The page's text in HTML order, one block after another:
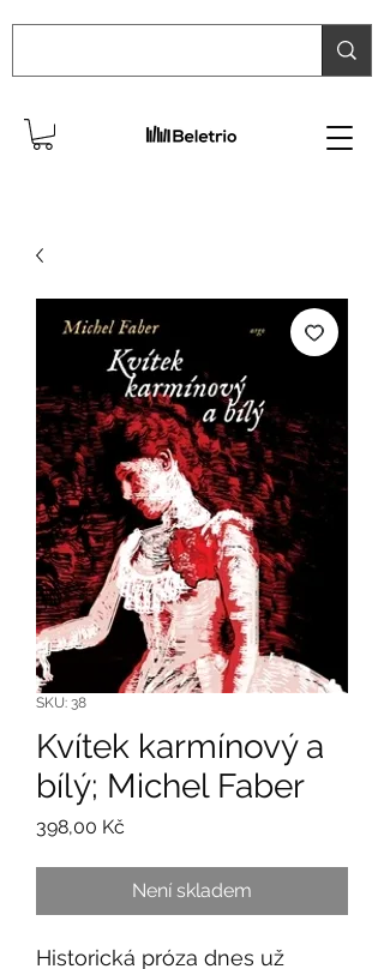
SKU: 38
Kvítek karmínový a
bílý; Michel Faber
398,00 Kč
Není skladem
Historická próza dnes už